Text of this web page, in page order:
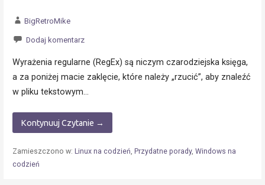
BigRetroMike
Dodaj komentarz
Wyrażenia regularne (RegEx) są niczym czarodziejska księga,
a za poniżej macie zaklęcie, które należy „rzucić”, aby znaleźć
w pliku tekstowym…
Kontynuuj Czytanie →
Zamieszczono w: Linux na codzień Przydatne porady, Windows na
codzień